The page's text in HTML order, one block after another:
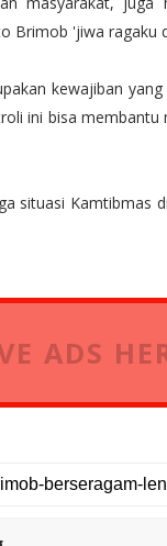
Brimob 'jiwa ragaku
kewajiban
ini bisa
situasi Kamtibmas
ADS